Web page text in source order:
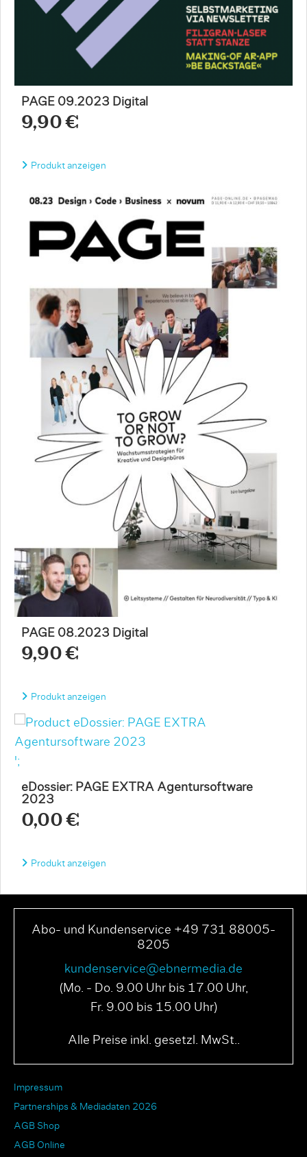
PAGE 09.2023 Digital
9,90 €
Produkt anzeigen
PAGE 08.2023 Digital
9,90 €
Produkt anzeigen
';
eDossier: PAGE EXTRA Agentursoftware
2023
0,00 €
Produkt anzeigen
Abo- und Kundenservice +49 731 88005-
8205
kundenservice@ebnermedia.de
(Mo. - Do. 9.00 Uhr bis 17.00 Uhr,
Fr. 9.00 bis 15.00 Uhr)
Alle Preise inkl. gesetzl. MwSt..
Impressum
Partnerships & Mediadaten 2026
AGB Shop
AGB Online